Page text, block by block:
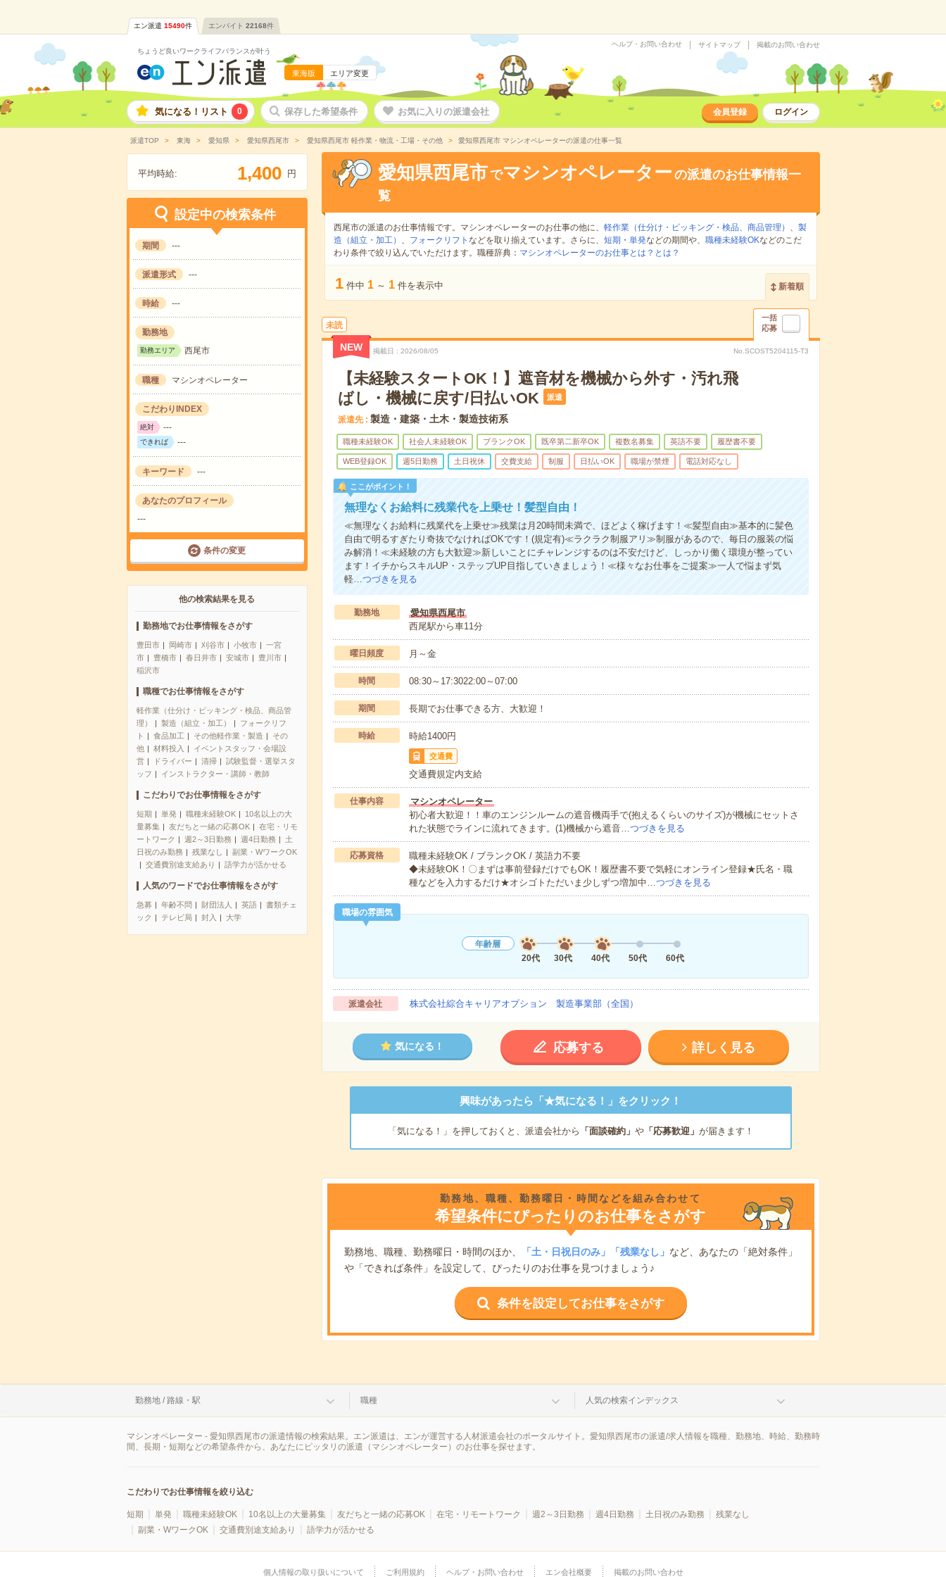
エン派遣 15490件 エンバイト 22168件
ちょうど良いワークライフバランスが叶う
東海版 エリア変更
ヘルプ・お問い合わせ サイトマップ 掲載のお問い合わせ
気になる！リスト 0 保存した希望条件 お気に入りの派遣会社 会員登録 ログイン
派遣TOP 東海 愛知県 愛知県西尾市 愛知県西尾市 軽作業・物流・工場・その他 愛知県西尾市 マシンオペレーターの派遣の仕事一覧
平均時給: 1,400 円
設定中の検索条件
期間 ---
派遣形式 ---
時給 ---
勤務地
勤務エリア 西尾市
職種 マシンオペレーター
こだわりINDEX
絶対 ---
できれば ---
キーワード ---
あなたのプロフィール
---
条件の変更
他の検索結果を見る
勤務地でお仕事情報をさがす
豊田市 岡崎市 刈谷市 小牧市
一宮
市
豊橋市 春日井市 安城市
豊川市
稲沢市
職種でお仕事情報をさがす
軽作業（仕分け・ピッキング・検品、商品管
理）
製造（組立・加工）
フォークリフ
ト
食品加工 その他軽作業・製造
その
他
材料投入
イベントスタッフ・会場設
営
ドライバー 清掃
試験監督・選挙スタ
ッフ
インストラクター・講師・教師
こだわりでお仕事情報をさがす
短期 単発 職種未経験OK
10名以上の大
量募集
友だちと一緒の応募OK
在宅・リモ
ートワーク
週2～3日勤務 週4日勤務
土
日祝のみ勤務
残業なし
副業・WワークOK
交通費別途支給あり
語学力が活かせる
人気のワードでお仕事情報をさがす
急募 年齢不問 財団法人 英語
書類チェ
ック
テレビ局 封入 大学
愛知県西尾市 でマシンオペレーター の派遣のお仕事情報一
覧
西尾市の派遣のお仕事情報です。マシンオペレーターのお仕事の他に、 軽作業（仕分け・ピッキング・検品、商品管理） 、 製
造（組立・加工） 、 フォークリフト などを取り揃えています。さらに、 短期 ・ 単発などの期間や、 職種未経験OKなどのこだ
わり条件で絞り込んでいただけます。職種辞典： マシンオペレーターのお仕事とは？とは？
1 件中 1 ～ 1 件を表示中 新着順
未読
一括
応募
NEW 掲載日 2026/08/05 No.SCOST5204115-T3
【未経験スタートOK！】遮音材を機械から外す・汚れ飛
ばし・機械に戻す/日払いOK
派遣
派遣先 製造・建築・土木・製造技術系
職種未経験OK 社会人未経験OK ブランクOK 既卒第二新卒OK 複数名募集 英語不要 履歴書不要
WEB登録OK 週5日勤務 土日祝休 交費支給 制服 日払いOK 職場が禁煙 電話対応なし
ここがポイント！
無理なくお給料に残業代を上乗せ！髪型自由！
≪無理なくお給料に残業代を上乗せ≫残業は月20時間未満で、ほどよく稼げます！≪髪型自由≫基本的に髪色
自由で明るすぎたり奇抜でなければOKです！(規定有)≪ラクラク制服アリ≫制服があるので、毎日の服装の悩
み解消！≪未経験の方も大歓迎≫新しいことにチャレンジするのは不安だけど、しっかり働く環境が整ってい
ます！イチからスキルUP・ステップUP目指していきましょう！≪様々なお仕事をご提案≫一人で悩まず気
軽…つづきを見る
勤務地
愛知県西尾市
西尾駅から車11分
曜日頻度 月～金
時間 08:30～17:3022:00～07:00
期間 長期でお仕事できる方、大歓迎！
時給 時給1400円
交通費
交通費規定内支給
仕事内容
マシンオペレーター
初心者大歓迎！！車のエンジンルームの遮音機両手で(抱えるくらいのサイズ)が機械にセットさ
れた状態でラインに流れてきます。(1)機械から遮音…つづきを見る
応募資格
職種未経験OK / ブランクOK / 英語力不要
◆未経験OK！〇まずは事前登録だけでもOK！履歴書不要で気軽にオンライン登録★氏名・職
種などを入力するだけ★オシゴトただいま少しずつ増加中…つづきを見る
職場の雰囲気
年齢層
20代
30代 40代 50代 60代
派遣会社 株式会社綜合キャリアオプション 製造事業部（全国）
気になる！ 応募する 詳しく見る
興味があったら「★気になる！」をクリック！
「気になる！」を押しておくと、派遣会社から 「面談確約」 や「応募歓迎」 が届きます！
勤務地、職種、勤務曜日・時間などを組み合わせて
希望条件にぴったりのお仕事をさがす
勤務地、職種、勤務曜日・時間のほか、 「土・日祝日のみ」「残業なし」 など、あなたの「絶対条件」
や「できれば条件」を設定して、ぴったりのお仕事を見つけましょう♪
条件を設定してお仕事をさがす
勤務地 / 路線・駅 職種 人気の検索インデックス
マシンオペレーター - 愛知県西尾市の派遣情報の検索結果。エン派遣は、エンが運営する人材派遣会社のポータルサイト。愛知県西尾市の派遣/求人情報を職種、勤務地、時給、勤務時
間、長期・短期などの希望条件から、あなたにピッタリの派遣（マシンオペレーター）のお仕事を探せます。
こだわりでお仕事情報を絞り込む
短期 単発 職種未経験OK 10名以上の大量募集 友だちと一緒の応募OK 在宅・リモートワーク 週2～3日勤務 週4日勤務 土日祝のみ勤務
残業なし
副業・WワークOK
交通費別途支給あり 語学力が活かせる
個人情報の取り扱いについて ご利用規約 ヘルプ・お問い合わせ エン会社概要 掲載のお問い合わせ